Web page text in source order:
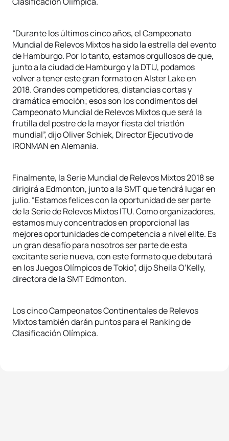
“Durante los últimos cinco años, el Campeonato
Mundial de Relevos Mixtos ha sido la estrella del evento
de Hamburgo. Por lo tanto, estamos orgullosos de que,
junto a la ciudad de Hamburgo y la DTU, podamos
volver a tener este gran formato en Alster Lake en
2018. Grandes competidores, distancias cortas y
dramática emoción; esos son los condimentos del
Campeonato Mundial de Relevos Mixtos que será la
frutilla del postre de la mayor fiesta del triatlón
mundial”, dijo Oliver Schiek, Director Ejecutivo de
IRONMAN en Alemania.
Finalmente, la Serie Mundial de Relevos Mixtos 2018 se
dirigirá a Edmonton, junto a la SMT que tendrá lugar en
julio. “Estamos felices con la oportunidad de ser parte
de la Serie de Relevos Mixtos ITU. Como organizadores,
estamos muy concentrados en proporcional las
mejores oportunidades de competencia a nivel elite. Es
un gran desafío para nosotros ser parte de esta
excitante serie nueva, con este formato que debutará
en los Juegos Olímpicos de Tokio”, dijo Sheila O’Kelly,
directora de la SMT Edmonton.
Los cinco Campeonatos Continentales de Relevos
Mixtos también darán puntos para el Ranking de
Clasificación Olímpica.